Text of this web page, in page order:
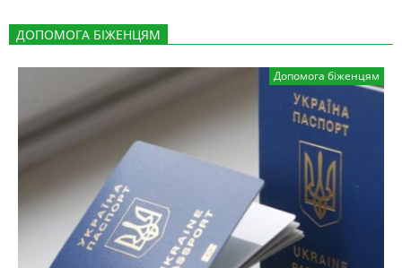
ДОПОМОГА БІЖЕНЦЯМ
Допомога біженцям